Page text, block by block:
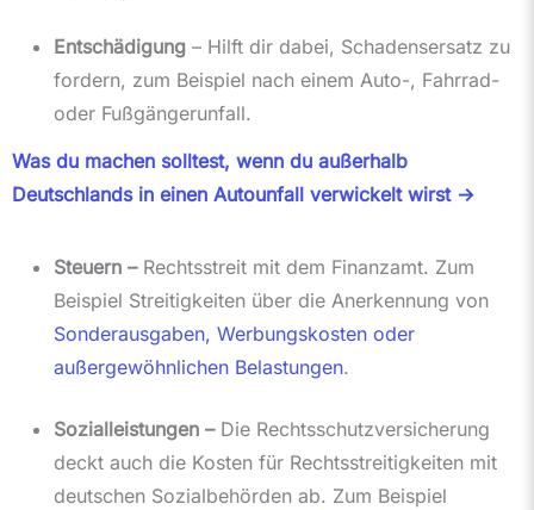
Entschädigung – Hilft dir dabei, Schadensersatz zu
fordern, zum Beispiel nach einem Auto-, Fahrrad-
oder Fußgängerunfall.
Was du machen solltest, wenn du außerhalb
Deutschlands in einen Autounfall verwickelt wirst ->
Steuern –Rechtsstreit mit dem Finanzamt. Zum
Beispiel Streitigkeiten über die Anerkennung von
Sonderausgaben, Werbungskosten oder
außergewöhnlichen Belastungen.
Sozialleistungen –Die Rechtsschutzversicherung
deckt auch die Kosten für Rechtsstreitigkeiten mit
deutschen Sozialbehörden ab. Zum Beispiel